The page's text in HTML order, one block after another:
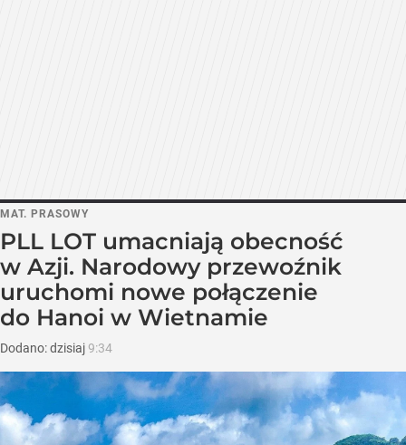
MAT. PRASOWY
PLL LOT umacniają obecność
w Azji. Narodowy przewoźnik
uruchomi nowe połączenie
do Hanoi w Wietnamie
Dodano:dzisiaj 9:34